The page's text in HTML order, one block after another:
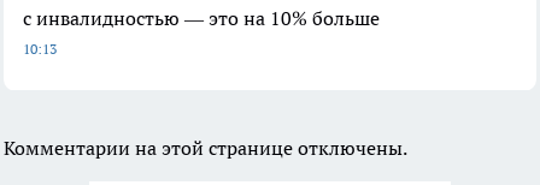
с инвалидностью — это на 10% больше
10:13
Комментарии на этой странице отключены.